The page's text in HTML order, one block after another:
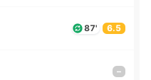
87' 6.5
–